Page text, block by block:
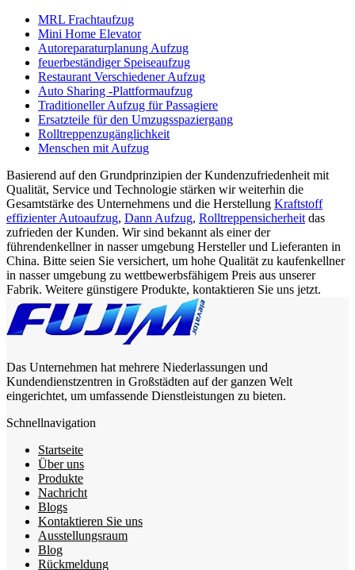
MRL Frachtaufzug
Mini Home Elevator
Autoreparaturplanung Aufzug
feuerbeständiger Speiseaufzug
Restaurant Verschiedener Aufzug
Auto Sharing -Plattformaufzug
Traditioneller Aufzug für Passagiere
Ersatzteile für den Umzugsspaziergang
Rolltreppenzugänglichkeit
Menschen mit Aufzug
Basierend auf den Grundprinzipien der Kundenzufriedenheit mit
Qualität, Service und Technologie stärken wir weiterhin die
Gesamtstärke des Unternehmens und die Herstellung Kraftstoff
effizienter Autoaufzug, Dann Aufzug, Rolltreppensicherheit das
zufrieden der Kunden. Wir sind bekannt als einer der
führendenkellner in nasser umgebung Hersteller und Lieferanten in
China. Bitte seien Sie versichert, um hohe Qualität zu kaufenkellner
in nasser umgebung zu wettbewerbsfähigem Preis aus unserer
Fabrik. Weitere günstigere Produkte, kontaktieren Sie uns jetzt.
Das Unternehmen hat mehrere Niederlassungen und
Kundendienstzentren in Großstädten auf der ganzen Welt
eingerichtet, um umfassende Dienstleistungen zu bieten.
Schnellnavigation
Startseite
Über uns
Produkte
Nachricht
Blogs
Kontaktieren Sie uns
Ausstellungsraum
Blog
Rückmeldung